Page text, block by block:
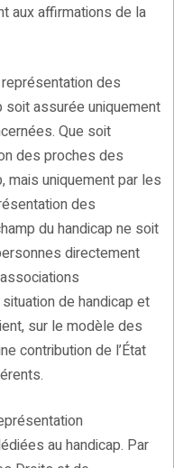
aux affirmations de la
des
soit assurée uniquement
Que soit
des proches des
mais uniquement par les
des
du handicap ne soit
directement
de handicap et
sur le modèle des
contribution de l’État
au handicap. Par